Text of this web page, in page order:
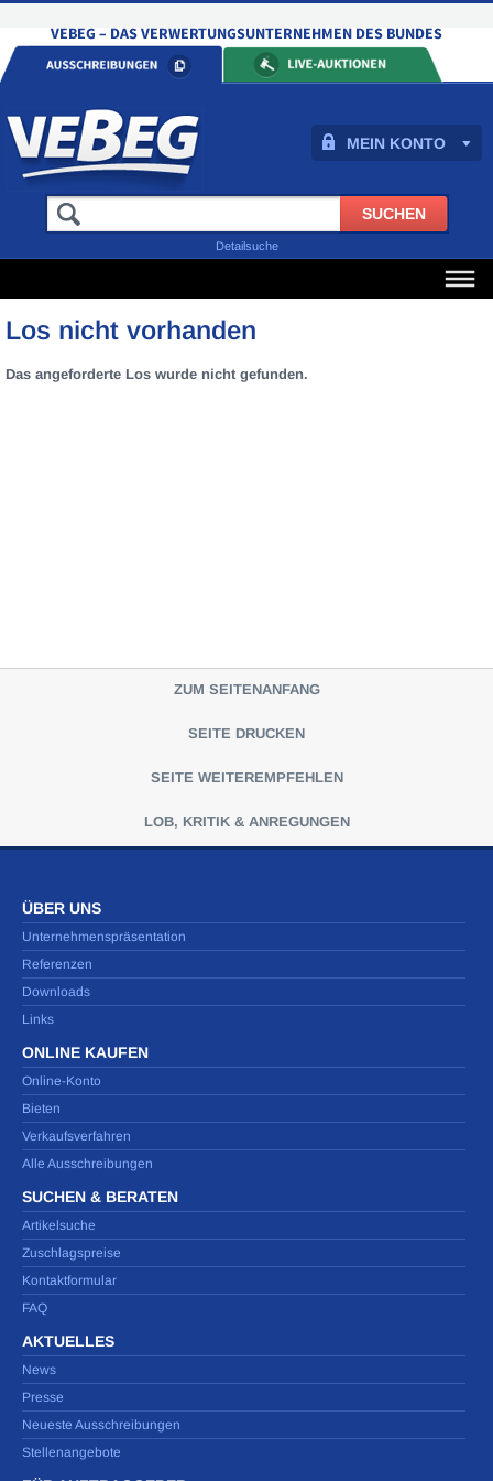
MEIN KONTO
Detailsuche
Los nicht vorhanden
Das angeforderte Los wurde nicht gefunden.
ZUM SEITENANFANG
SEITE DRUCKEN
SEITE WEITEREMPFEHLEN
LOB, KRITIK & ANREGUNGEN
ÜBER UNS
Unternehmenspräsentation
Referenzen
Downloads
Links
ONLINE KAUFEN
Online-Konto
Bieten
Verkaufsverfahren
Alle Ausschreibungen
SUCHEN & BERATEN
Artikelsuche
Zuschlagspreise
Kontaktformular
FAQ
AKTUELLES
News
Presse
Neueste Ausschreibungen
Stellenangebote